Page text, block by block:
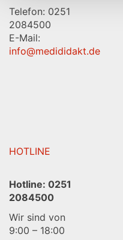
Telefon: 0251
2084500
E-Mail:
info@medididakt.de
HOTLINE
Hotline: 0251
2084500
Wir sind von
9:00 – 18:00